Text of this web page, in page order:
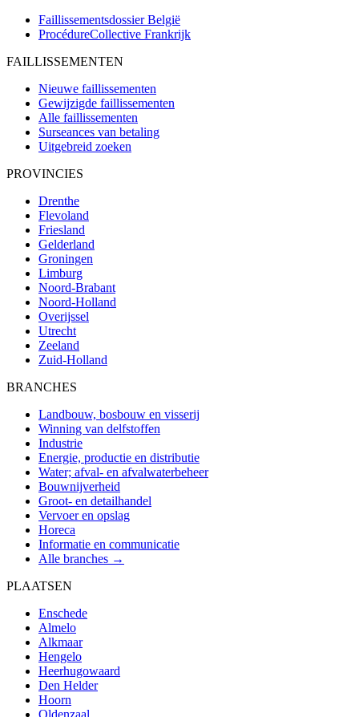
Faillissementsdossier België
ProcédureCollective Frankrijk
FAILLISSEMENTEN
Nieuwe faillissementen
Gewijzigde faillissementen
Alle faillissementen
Surseances van betaling
Uitgebreid zoeken
PROVINCIES
Drenthe
Flevoland
Friesland
Gelderland
Groningen
Limburg
Noord-Brabant
Noord-Holland
Overijssel
Utrecht
Zeeland
Zuid-Holland
BRANCHES
Landbouw, bosbouw en visserij
Winning van delfstoffen
Industrie
Energie, productie en distributie
Water; afval- en afvalwaterbeheer
Bouwnijverheid
Groot- en detailhandel
Vervoer en opslag
Horeca
Informatie en communicatie
Alle branches →
PLAATSEN
Enschede
Almelo
Alkmaar
Hengelo
Heerhugowaard
Den Helder
Hoorn
Oldenzaal